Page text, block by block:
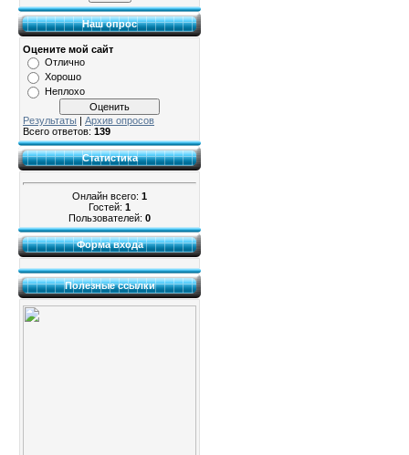
Наш опрос
Оцените мой сайт
Отлично
Хорошо
Неплохо
Результаты | Архив опросов
Всего ответов: 139
Статистика
Онлайн всего: 1
Гостей: 1
Пользователей: 0
Форма входа
Полезные ссылки